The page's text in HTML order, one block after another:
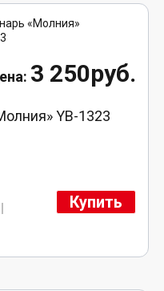
3 250руб.
YB-1323
Купить